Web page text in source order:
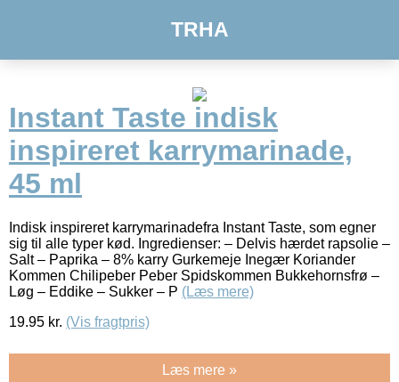
TRHA
Instant Taste indisk
inspireret karrymarinade,
45 ml
Indisk inspireret karrymarinadefra Instant Taste, som egner
sig til alle typer kød. Ingredienser: – Delvis hærdet rapsolie –
Salt – Paprika – 8% karry Gurkemeje Inegær Koriander
Kommen Chilipeber Peber Spidskommen Bukkehornsfrø –
Løg – Eddike – Sukker – P (Læs mere)
19.95 kr. (Vis fragtpris)
Læs mere »